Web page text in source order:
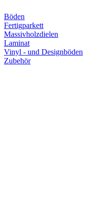
Böden
Fertigparkett
Massivholzdielen
Laminat
Vinyl - und Designböden
Zubehör